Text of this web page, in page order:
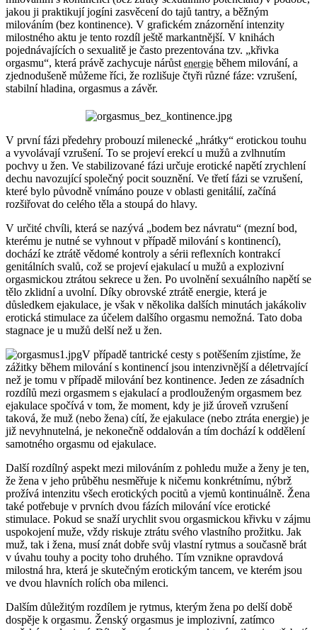
jakou ji praktikují jogíni zasvěcení do tajů tantry, a běžným
milováním (bez kontinence). V grafickém znázornění intenzity
milostného aktu je tento rozdíl ještě markantnější. V knihách
pojednávajících o sexualitě je často prezentována tzv. „křivka
orgasmu“, která právě zachycuje nárůst energie během milování, a
zjednodušeně můžeme říci, že rozlišuje čtyři různé fáze: vzrušení,
stabilní hladina, orgasmus a závěr.
V první fázi předehry probouzí milenecké „hrátky“ erotickou touhu
a vyvolávají vzrušení. To se projeví erekcí u mužů a zvlhnutím
pochvy u žen. Ve stabilizované fázi určuje erotické napětí zrychlení
dechu navozující společný pocit souznění. Ve třetí fázi se vzrušení,
které bylo původně vnímáno pouze v oblasti genitálií, začíná
rozšiřovat do celého těla a stoupá do hlavy.
V určité chvíli, která se nazývá „bodem bez návratu“ (mezní bod,
kterému je nutné se vyhnout v případě milování s kontinencí),
dochází ke ztrátě vědomé kontroly a sérii reflexních kontrakcí
genitálních svalů, což se projeví ejakulací u mužů a explozivní
orgasmickou ztrátou sekrece u žen. Po uvolnění sexuálního napětí se
tělo zklidní a uvolní. Díky obrovské ztrátě energie, která je
důsledkem ejakulace, je však v několika dalších minutách jakákoliv
erotická stimulace za účelem dalšího orgasmu nemožná. Tato doba
stagnace je u mužů delší než u žen.
V případě tantrické cesty s potěšením zjistíme, že
zážitky během milování s kontinencí jsou intenzivnější a déletrvající
než je tomu v případě milování bez kontinence. Jeden ze zásadních
rozdílů mezi orgasmem s ejakulací a prodlouženým orgasmem bez
ejakulace spočívá v tom, že moment, kdy je již úroveň vzrušení
taková, že muž (nebo žena) cítí, že ejakulace (nebo ztráta energie) je
již nevyhnutelná, je nekonečně oddalován a tím dochází k oddělení
samotného orgasmu od ejakulace.
Další rozdílný aspekt mezi milováním z pohledu muže a ženy je ten,
že žena v jeho průběhu nesměřuje k ničemu konkrétnímu, nýbrž
prožívá intenzitu všech erotických pocitů a vjemů kontinuálně. Žena
také potřebuje v prvních dvou fázích milování více erotické
stimulace. Pokud se snaží urychlit svou orgasmickou křivku v zájmu
uspokojení muže, vždy riskuje ztrátu svého vlastního prožitku. Jak
muž, tak i žena, musí znát dobře svůj vlastní rytmus a současně brát
v úvahu touhy a pocity toho druhého. Tím vznikne opravdová
milostná hra, která je skutečným erotickým tancem, ve kterém jsou
ve dvou hlavních rolích oba milenci.
Dalším důležitým rozdílem je rytmus, kterým žena po delší době
dospěje k orgasmu. Ženský orgasmus je implozivní, zatímco